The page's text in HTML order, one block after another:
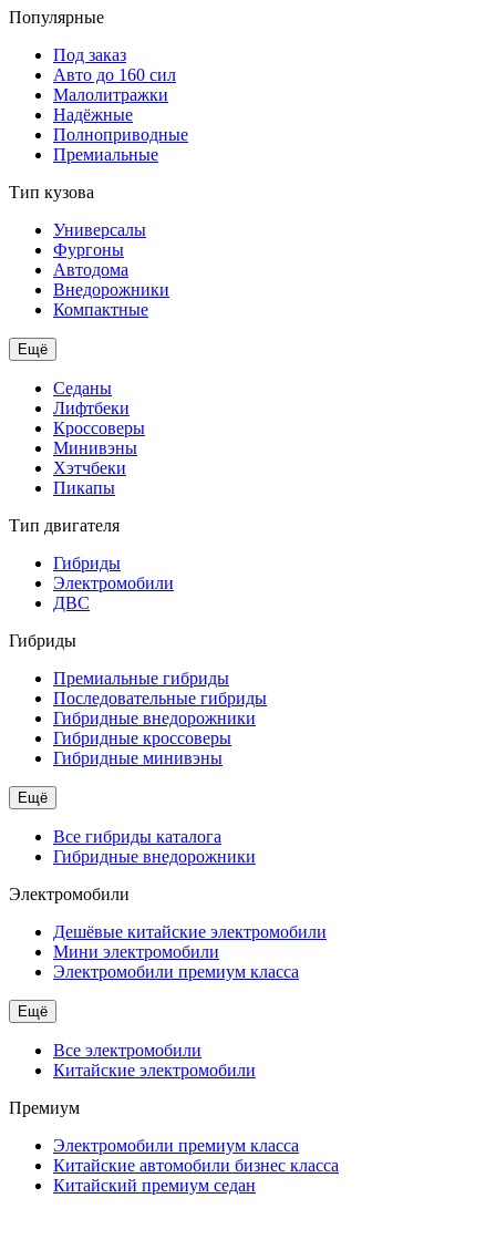
Популярные
Под заказ
Авто до 160 сил
Малолитражки
Надёжные
Полноприводные
Премиальные
Тип кузова
Универсалы
Фургоны
Автодома
Внедорожники
Компактные
Ещё
Седаны
Лифтбеки
Кроссоверы
Минивэны
Хэтчбеки
Пикапы
Тип двигателя
Гибриды
Электромобили
ДВС
Гибриды
Премиальные гибриды
Последовательные гибриды
Гибридные внедорожники
Гибридные кроссоверы
Гибридные минивэны
Ещё
Все гибриды каталога
Гибридные внедорожники
Электромобили
Дешёвые китайские электромобили
Мини электромобили
Электромобили премиум класса
Ещё
Все электромобили
Китайские электромобили
Премиум
Электромобили премиум класса
Китайские автомобили бизнес класса
Китайский премиум седан